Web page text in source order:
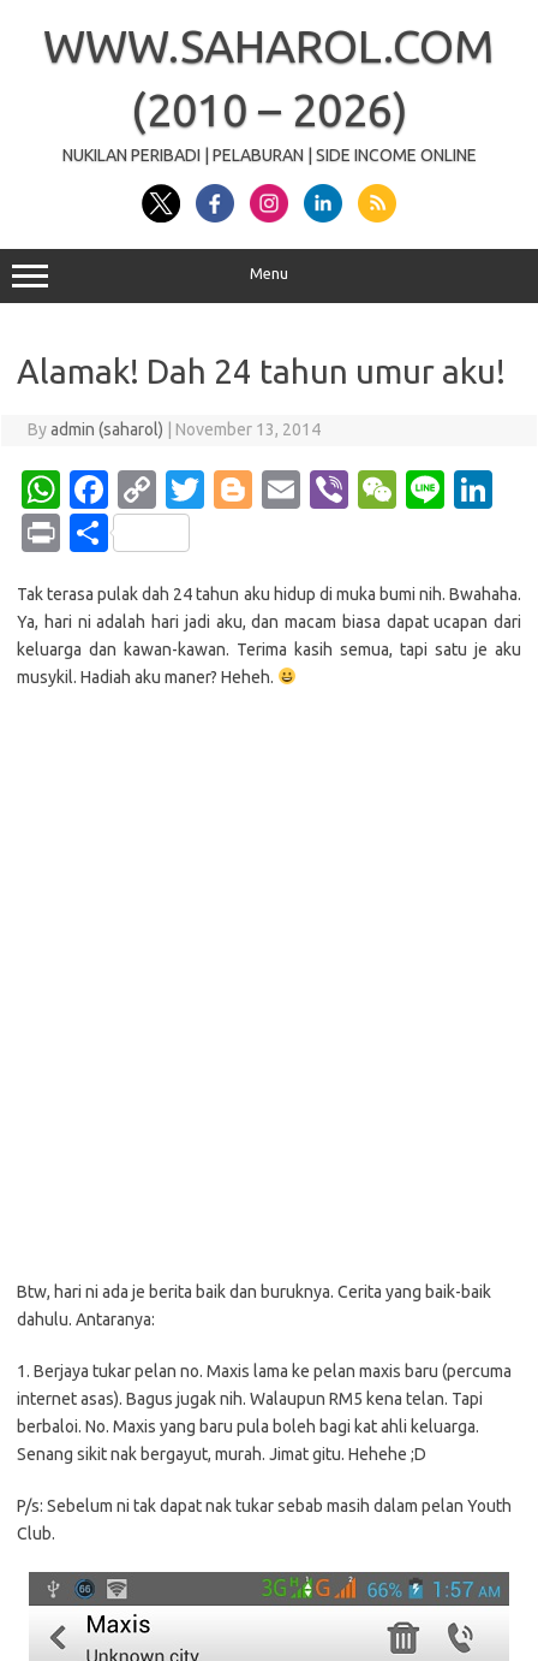
contentWWW.SAHAROL.COM
(2010 – 2026)
NUKILAN PERIBADI | PELABURAN | SIDE INCOME ONLINE
Menu
Alamak! Dah 24 tahun umur aku!
Byadmin (saharol) November 13, 2014
W
h
at
s
A
p
Fa
c
e
b
o
o
C
o
p
y
Li
n
T
te
r
Bl
g
er
E
Vi
W
h
at
Li
e
dI
Pr
t
S
ar
e
Tak terasa pulak dah 24 tahun aku hidup di muka bumi nih. Bwahaha.
Ya, hari ni adalah hari jadi aku, dan macam biasa dapat ucapan dari
keluarga dan kawan-kawan. Terima kasih semua, tapi satu je aku
musykil. Hadiah aku maner? Heheh.
Btw, hari ni ada je berita baik dan buruknya. Cerita yang baik-baik
dahulu. Antaranya:
1. Berjaya tukar pelan no. Maxis lama ke pelan maxis baru (percuma
internet asas). Bagus jugak nih. Walaupun RM5 kena telan. Tapi
berbaloi. No. Maxis yang baru pula boleh bagi kat ahli keluarga.
Senang sikit nak bergayut, murah. Jimat gitu. Hehehe ;D
P/s: Sebelum ni tak dapat nak tukar sebab masih dalam pelan Youth
Club.